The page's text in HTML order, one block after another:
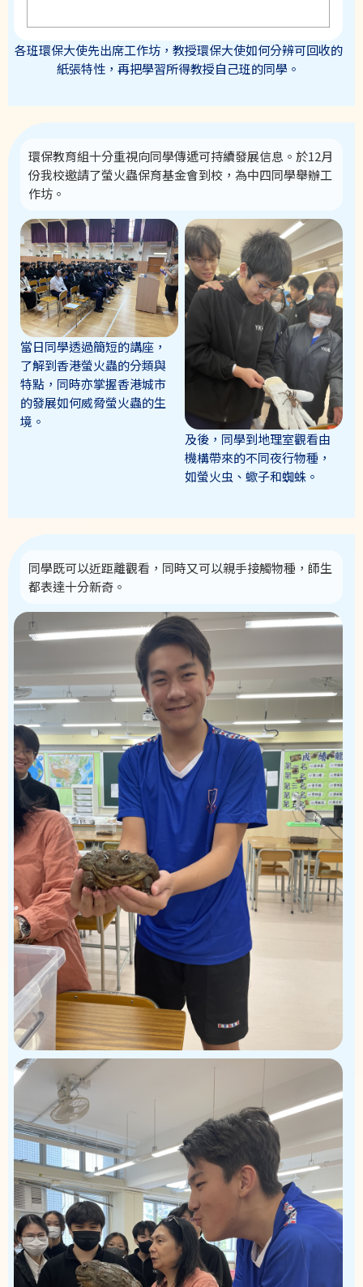
各班環保大使先出席工作坊，教授環保大使如何分辨可回收的
紙張特性，再把學習所得教授自己班的同學。
環保教育組十分重視向同學傳遞可持續發展信息。於12月
份我校邀請了螢火蟲保育基金會到校，為中四同學舉辦工
作坊。
當日同學透過簡短的講座，
了解到香港螢火蟲的分類與
特點，同時亦掌握香港城市
的發展如何威脅螢火蟲的生
境。
及後，同學到地理室觀看由
機構帶來的不同夜行物種，
如螢火虫、蠍子和蜘蛛。
同學既可以近距離觀看，同時又可以親手接觸物種，師生
都表達十分新奇。